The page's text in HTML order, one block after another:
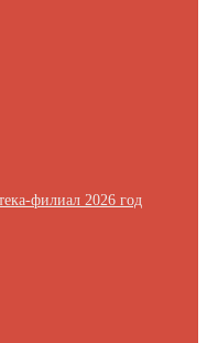
филиал 2026 год